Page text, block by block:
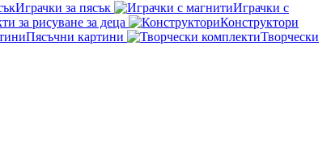
Играчки за пясък
Играчки с
за рисуване за деца
Конструктори
Пясъчни картини
Творчески